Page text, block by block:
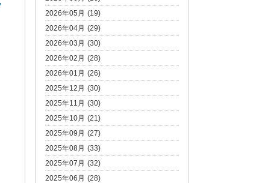
2026年05月 (19)
2026年04月 (29)
2026年03月 (30)
2026年02月 (28)
2026年01月 (26)
2025年12月 (30)
2025年11月 (30)
2025年10月 (21)
2025年09月 (27)
2025年08月 (33)
2025年07月 (32)
2025年06月 (28)